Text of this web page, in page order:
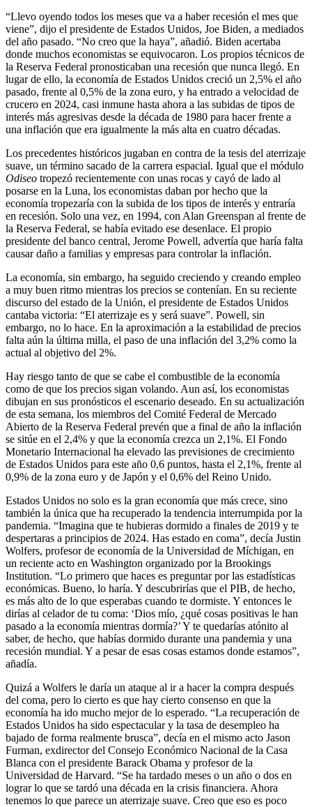
“Llevo oyendo todos los meses que va a haber recesión el mes que
viene”, dijo el presidente de Estados Unidos, Joe Biden, a mediados
del año pasado. “No creo que la haya”, añadió. Biden acertaba
donde muchos economistas se equivocaron. Los propios técnicos de
la Reserva Federal pronosticaban una recesión que nunca llegó. En
lugar de ello, la economía de Estados Unidos creció un 2,5% el año
pasado, frente al 0,5% de la zona euro, y ha entrado a velocidad de
crucero en 2024, casi inmune hasta ahora a las subidas de tipos de
interés más agresivas desde la década de 1980 para hacer frente a
una inflación que era igualmente la más alta en cuatro décadas.
Los precedentes históricos jugaban en contra de la tesis del aterrizaje
suave, un término sacado de la carrera espacial. Igual que el módulo
Odiseo tropezó recientemente con unas rocas y cayó de lado al
posarse en la Luna, los economistas daban por hecho que la
economía tropezaría con la subida de los tipos de interés y entraría
en recesión. Solo una vez, en 1994, con Alan Greenspan al frente de
la Reserva Federal, se había evitado ese desenlace. El propio
presidente del banco central, Jerome Powell, advertía que haría falta
causar daño a familias y empresas para controlar la inflación.
La economía, sin embargo, ha seguido creciendo y creando empleo
a muy buen ritmo mientras los precios se contenían. En su reciente
discurso del estado de la Unión, el presidente de Estados Unidos
cantaba victoria: “El aterrizaje es y será suave”. Powell, sin
embargo, no lo hace. En la aproximación a la estabilidad de precios
falta aún la última milla, el paso de una inflación del 3,2% como la
actual al objetivo del 2%.
Hay riesgo tanto de que se cabe el combustible de la economía
como de que los precios sigan volando. Aun así, los economistas
dibujan en sus pronósticos el escenario deseado. En su actualización
de esta semana, los miembros del Comité Federal de Mercado
Abierto de la Reserva Federal prevén que a final de año la inflación
se sitúe en el 2,4% y que la economía crezca un 2,1%. El Fondo
Monetario Internacional ha elevado las previsiones de crecimiento
de Estados Unidos para este año 0,6 puntos, hasta el 2,1%, frente al
0,9% de la zona euro y de Japón y el 0,6% del Reino Unido.
Estados Unidos no solo es la gran economía que más crece, sino
también la única que ha recuperado la tendencia interrumpida por la
pandemia. “Imagina que te hubieras dormido a finales de 2019 y te
despertaras a principios de 2024. Has estado en coma”, decía Justin
Wolfers, profesor de economía de la Universidad de Míchigan, en
un reciente acto en Washington organizado por la Brookings
Institution. “Lo primero que haces es preguntar por las estadísticas
económicas. Bueno, lo haría. Y descubrirías que el PIB, de hecho,
es más alto de lo que esperabas cuando te dormiste. Y entonces le
dirías al celador de tu coma: ‘Dios mío, ¿qué cosas positivas le han
pasado a la economía mientras dormía?’ Y te quedarías atónito al
saber, de hecho, que habías dormido durante una pandemia y una
recesión mundial. Y a pesar de esas cosas estamos donde estamos”,
añadía.
Quizá a Wolfers le daría un ataque al ir a hacer la compra después
del coma, pero lo cierto es que hay cierto consenso en que la
economía ha ido mucho mejor de lo esperado. “La recuperación de
Estados Unidos ha sido espectacular y la tasa de desempleo ha
bajado de forma realmente brusca”, decía en el mismo acto Jason
Furman, exdirector del Consejo Económico Nacional de la Casa
Blanca con el presidente Barack Obama y profesor de la
Universidad de Harvard. “Se ha tardado meses o un año o dos en
lograr lo que se tardó una década en la crisis financiera. Ahora
tenemos lo que parece un aterrizaje suave. Creo que eso es poco